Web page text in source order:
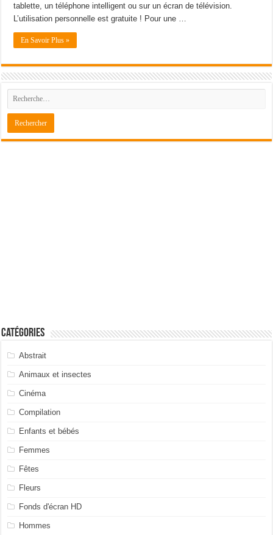
tablette, un téléphone intelligent ou sur un écran de télévision.
L’utilisation personnelle est gratuite ! Pour une …
En Savoir Plus »
Catégories
Abstrait
Animaux et insectes
Cinéma
Compilation
Enfants et bébés
Femmes
Fêtes
Fleurs
Fonds d'écran HD
Hommes